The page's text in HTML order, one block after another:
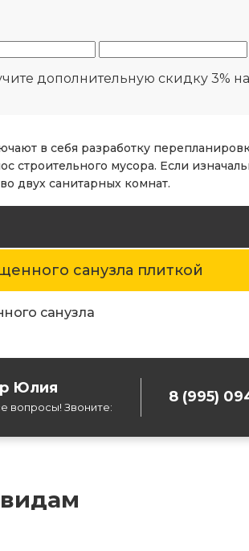
дополнительную скидку 3%
в себя разработку
строительного мусора. Если
двух санитарных комнат.
санузла плиткой
санузла
Юлия
вопросы! Звоните:
8 (995)